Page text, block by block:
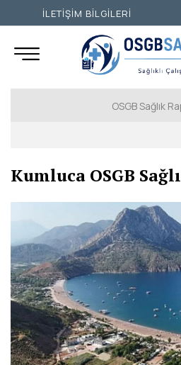
OSGB Sağlık
İSTANBUL ANADOLU YAKASI
ANKARA
İZMİR
ADANA
ADIYAMAN
AFYONKARAHİSAR
AĞRI
Kumluca OSGB
İLETİŞİM BİLGİLERİ